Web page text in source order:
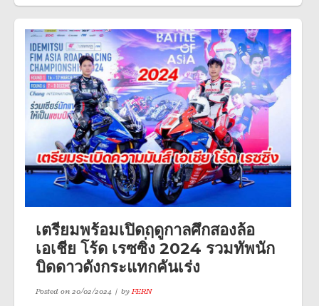
เตรียมพร้อมเปิดฤดูกาลศึกสองล้อ
เอเชีย โร้ด เรซซิ่ง 2024 รวมทัพนัก
บิดดาวดังกระแทกคันเร่ง
Posted on20/02/2024 byFERN